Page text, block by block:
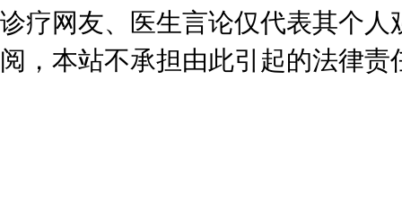
诊疗网友、医生言论仅代表其个
阅，本站不承担由此引起的法律责